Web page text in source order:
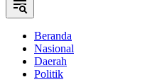
Beranda
Nasional
Daerah
Politik